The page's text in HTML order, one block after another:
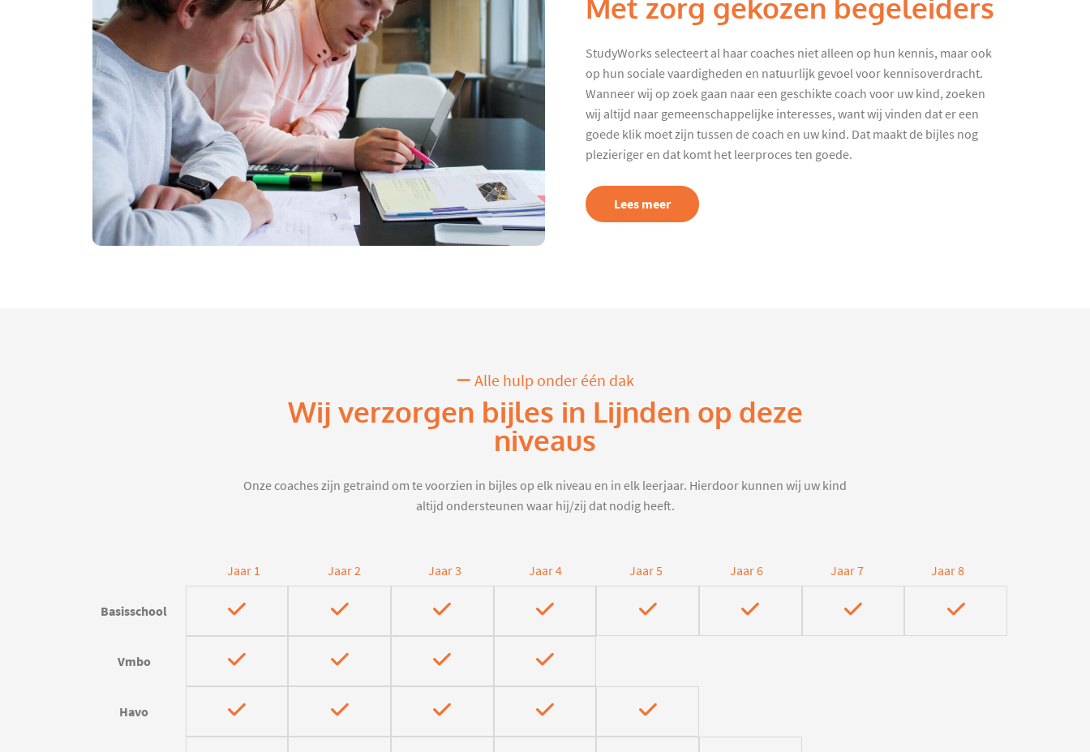
Met zorg gekozen begeleiders
StudyWorks selecteert al haar coaches niet alleen op hun kennis, maar ook
op hun sociale vaardigheden en natuurlijk gevoel voor kennisoverdracht.
Wanneer wij op zoek gaan naar een geschikte coach voor uw kind, zoeken
wij altijd naar gemeenschappelijke interesses, want wij vinden dat er een
goede klik moet zijn tussen de coach en uw kind. Dat maakt de bijles nog
plezieriger en dat komt het leerproces ten goede.
Lees meer
Alle hulp onder één dak
Wij verzorgen bijles in Lijnden op deze
niveaus
Onze coaches zijn getraind om te voorzien in bijles op elk niveau en in elk leerjaar. Hierdoor kunnen wij uw kind
altijd ondersteunen waar hij/zij dat nodig heeft.
Jaar 1 Jaar 2 Jaar 3 Jaar 4 Jaar 5 Jaar 6 Jaar 7 Jaar 8
Basisschool
Vmbo
Havo